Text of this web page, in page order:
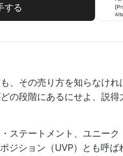
する
、その売り方を知らなけれ
の段階にあるにせよ、説得
ステートメント、ユニーク
ジション（UVP）とも呼ば